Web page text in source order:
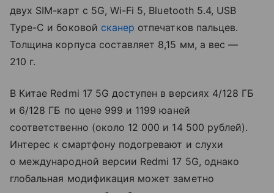
двух SIM-карт с 5G, Wi-Fi 5, Bluetooth 5.4, USB
Type-C и боковой сканер отпечатков пальцев.
Толщина корпуса составляет 8,15 мм, а вес —
210 г.
В Китае Redmi 17 5G доступен в версиях 4/128 ГБ
и 6/128 ГБ по цене 999 и 1199 юаней
соответственно (около 12 000 и 14 500 рублей).
Интерес к смартфону подогревают и слухи
о международной версии Redmi 17 5G, однако
глобальная модификация может заметно